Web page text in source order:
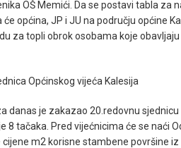
OŠ Memići. Da se postavi tabla za
općina, JP i JU na području općine
za topli obrok osobama koje
Općinskog vijeća Kalesija
danas je zakazao 20.redovnu sjednicu
8 tačaka. Pred vijećnicima će se naći
m2 korisne stambene površine